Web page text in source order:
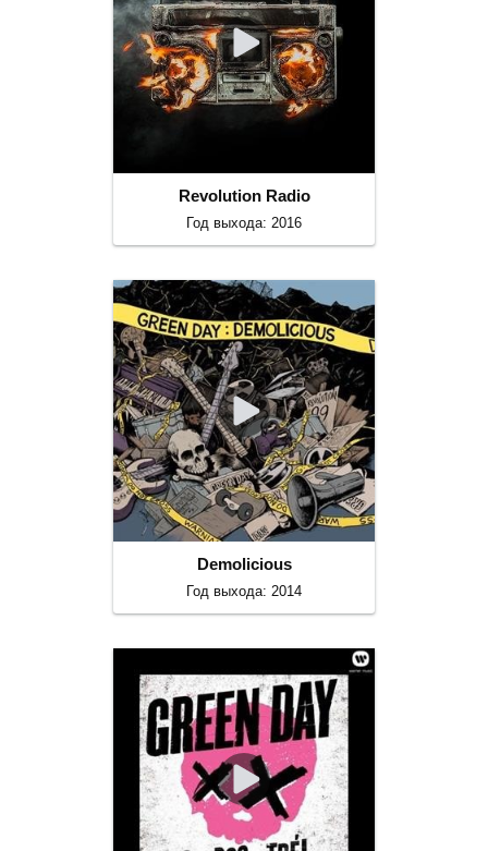
Revolution Radio
Год выхода: 2016
Demolicious
Год выхода: 2014